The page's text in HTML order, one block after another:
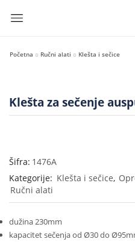
Početna Ručni alati Klešta i sečice
Klešta za sečenje
Šifra: 1476A
Kategorije: Klešta i sečice,
Ručni alati
dužina 230mm
kapacitet sečenja od Ø30 do